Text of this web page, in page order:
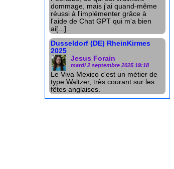
dommage, mais j'ai quand-même
réussi à l'implémenter grâce à
l'aide de Chat GPT qui m'a bien
ai[...]
Dusseldorf (DE) RheinKirmes
2025
Jesus Forain
mardi 2 septembre 2025 19:18
Le Viva Mexico c'est un métier de
type Waltzer, très courant sur les
fêtes anglaises.